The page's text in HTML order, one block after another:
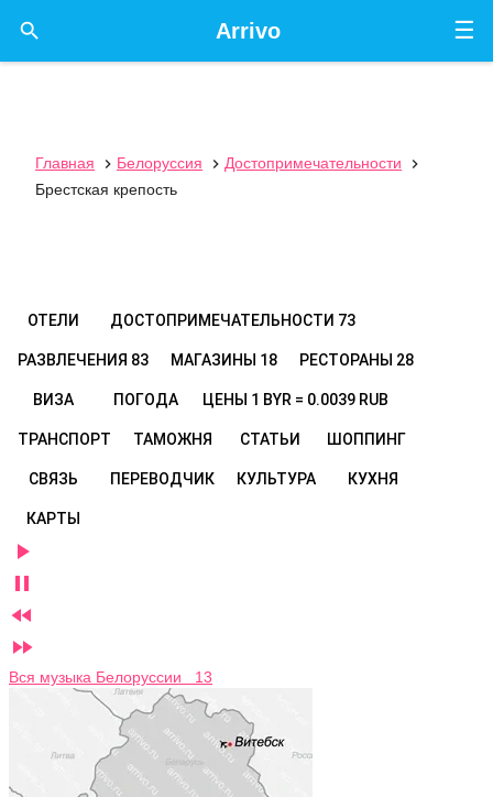
☰
Arrivo

Главная  Белоруссия  Достопримечательности

Брестская крепость
ОТЕЛИ ДОСТОПРИМЕЧАТЕЛЬНОСТИ 73
РАЗВЛЕЧЕНИЯ 83 МАГАЗИНЫ 18 РЕСТОРАНЫ 28
ВИЗА ПОГОДА ЦЕНЫ 1 BYR = 0.0039 RUB
ТРАНСПОРТ ТАМОЖНЯ СТАТЬИ ШОППИНГ
СВЯЗЬ ПЕРЕВОДЧИК КУЛЬТУРА КУХНЯ
КАРТЫ




Вся музыка Белоруссии 13